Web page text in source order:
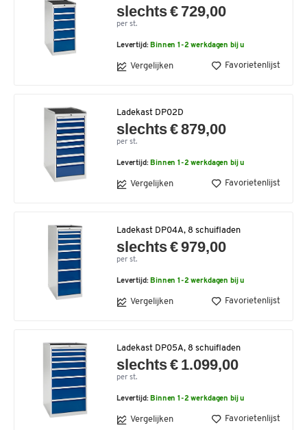
slechts € 729,00
per st.
Levertijd: Binnen 1-2 werkdagen bij u
Vergelijken Favorietenlijst
Ladekast DP02D
slechts € 879,00
per st.
Levertijd: Binnen 1-2 werkdagen bij u
Vergelijken Favorietenlijst
Ladekast DP04A, 8 schuifladen
slechts € 979,00
per st.
Levertijd: Binnen 1-2 werkdagen bij u
Vergelijken Favorietenlijst
Ladekast DP05A, 8 schuifladen
slechts € 1.099,00
per st.
Levertijd: Binnen 1-2 werkdagen bij u
Vergelijken Favorietenlijst